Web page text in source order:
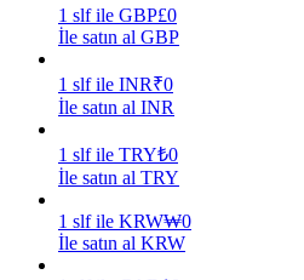
Power Piggy
Günlük rekabetçi ödüller kazanın
1 slf ile GBP£0
İle satın al GBP
1 slf ile INR₹0
İle satın al INR
1 slf ile TRY₺0
İle satın al TRY
1 slf ile KRW₩0
İle satın al KRW